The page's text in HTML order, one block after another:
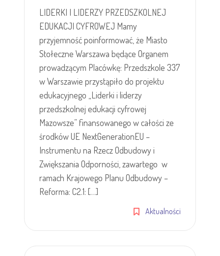
LIDERKI I LIDERZY PRZEDSZKOLNEJ
EDUKACJI CYFROWEJ Mamy
przyjemność poinformować, że Miasto
Stołeczne Warszawa będące Organem
prowadzącym Placówkę: Przedszkole 337
w Warszawie przystąpiło do projektu
edukacyjnego „Liderki i liderzy
przedszkolnej edukacji cyfrowej
Mazowsze” finansowanego w całości ze
środków UE NextGenerationEU –
Instrumentu na Rzecz Odbudowy i
Zwiększania Odporności, zawartego w
ramach Krajowego Planu Odbudowy –
Reforma: C2.1: […]
Aktualności